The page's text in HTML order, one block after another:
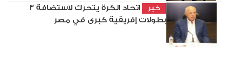
خبر
اتحاد الكرة يتحرك لاستضافة 3
بطولات إفريقية كبرى في مصر